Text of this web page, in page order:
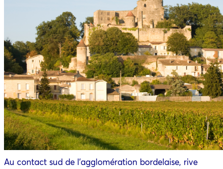
Au contact sud de l’agglomération bordelaise, rive